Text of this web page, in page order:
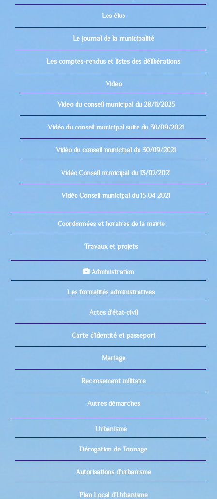
Les élus
Le journal de la municipalité
Les comptes-rendus et listes des délibérations
Video
Video du conseil municipal du 28/11/2025
Vidéo du conseil municipal suite du 30/09/2021
Vidéo du conseil municipal du 30/09/2021
Vidéo Conseil municipal du 13/07/2021
Vidéo Conseil municipal du 15 04 2021
Coordonnées et horaires de la mairie
Travaux et projets
Administration
Les formalités administratives
Actes d’état-civil
Carte d’identité et passeport
Mariage
Recensement militaire
Autres démarches
Urbanisme
Dérogation de Tonnage
Autorisations d’urbanisme
Plan Local d’Urbanisme